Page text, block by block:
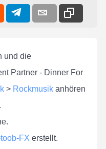
und die
Partner - Dinner For
> Rockmusik anhören
FX erstellt.